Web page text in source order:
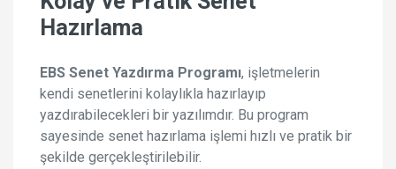
Hazırlama
EBS Senet Yazdırma Programı, işletmelerin
kendi senetlerini kolaylıkla hazırlayıp
yazdırabilecekleri bir yazılımdır. Bu program
sayesinde senet hazırlama işlemi hızlı ve pratik bir
şekilde gerçekleştirilebilir.